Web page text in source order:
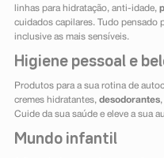
linhas para hidratação, anti-idade,
cuidados capilares. Tudo pensado
inclusive as mais sensíveis.
Higiene pessoal e
Produtos para a sua rotina de
cremes hidratantes, desodorantes,
Cuide da sua saúde e eleve a sua
Mundo infantil